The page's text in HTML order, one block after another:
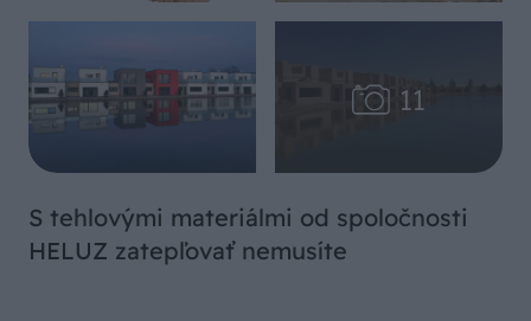
S tehlovými materiálmi od spoločnosti
HELUZ zatepľovať nemusíte